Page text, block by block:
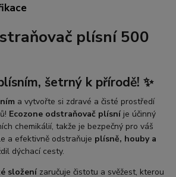
plísní 500
šetrný k přírodě! ✨
a vytvořte si zdravé a čisté prostředí
Ecozone odstraňovač plísní je účinný
chemikálií, takže je bezpečný pro váš
a efektivně odstraňuje plísně, houby a
dýchací cesty.
složení zaručuje čistotu a svěžest, kterou